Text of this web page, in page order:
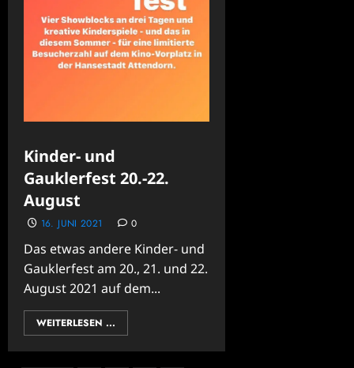
Kinder- und
Gauklerfest 20.-22.
August
16. JUNI 2021 0
Das etwas andere Kinder- und
Gauklerfest am 20., 21. und 22.
August 2021 auf dem...
WEITERLESEN ...